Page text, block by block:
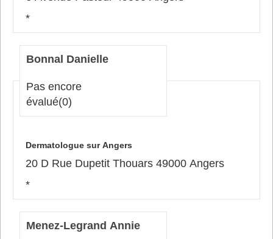
*
Bonnal Danielle
Pas encore
évalué(0)
Dermatologue sur Angers
20 D Rue Dupetit Thouars 49000 Angers
*
Menez-Legrand Annie